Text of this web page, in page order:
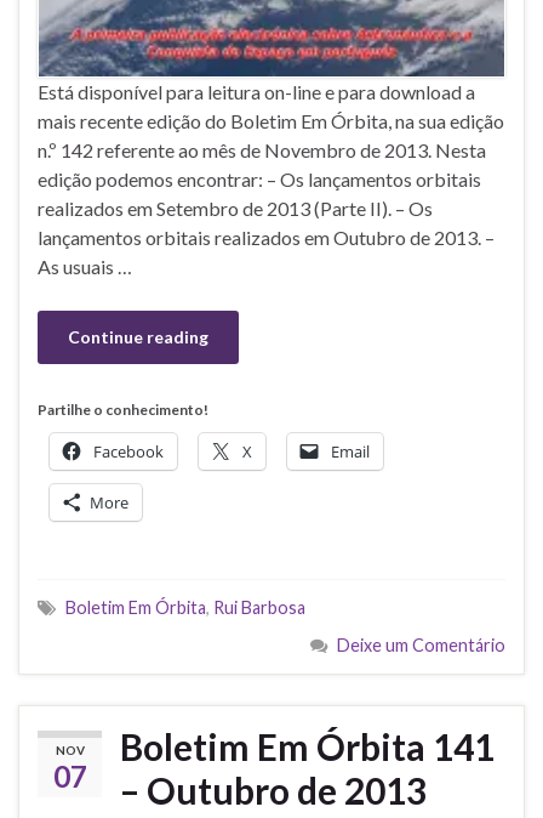
Está disponível para leitura on-line e para download a
mais recente edição do Boletim Em Órbita, na sua edição
n.º 142 referente ao mês de Novembro de 2013. Nesta
edição podemos encontrar: – Os lançamentos orbitais
realizados em Setembro de 2013 (Parte II). – Os
lançamentos orbitais realizados em Outubro de 2013. –
As usuais …
Continue reading
Partilhe o conhecimento!
Facebook X Email
More
Boletim Em Órbita, Rui Barbosa
Deixe um Comentário
NOV
07
Boletim Em Órbita 141
– Outubro de 2013